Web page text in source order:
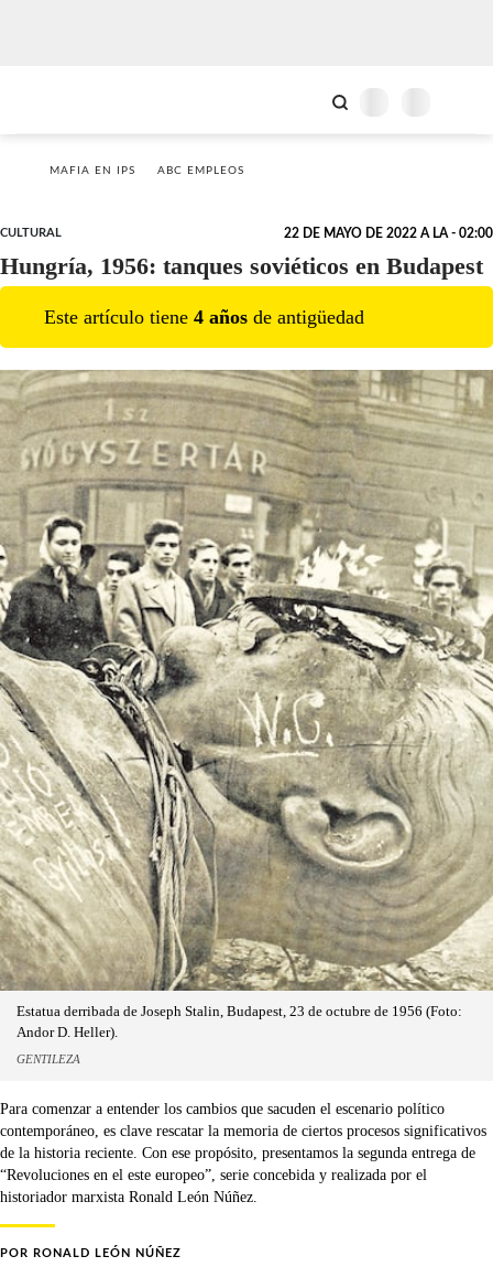
MAFIA EN IPS ABC EMPLEOS
CULTURAL 22 DE MAYO DE 2022 A LA - 02:00
Hungría, 1956: tanques soviéticos en Budapest
Este artículo tiene 4 años de antigüedad
Estatua derribada de Joseph Stalin, Budapest, 23 de octubre de 1956 (Foto:
Andor D. Heller).
GENTILEZA
Para comenzar a entender los cambios que sacuden el escenario político
contemporáneo, es clave rescatar la memoria de ciertos procesos significativos
de la historia reciente. Con ese propósito, presentamos la segunda entrega de
“Revoluciones en el este europeo”, serie concebida y realizada por el
historiador marxista Ronald León Núñez.
POR RONALD LEÓN NÚÑEZ